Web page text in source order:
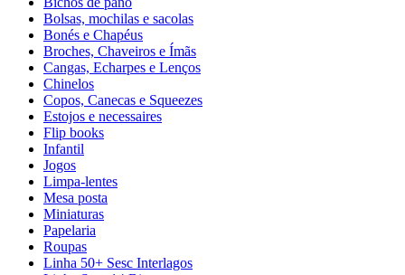
Bolsas, mochilas e sacolas
Bonés e Chapéus
Broches, Chaveiros e Ímãs
Cangas, Echarpes e Lenços
Chinelos
Copos, Canecas e Squeezes
Estojos e necessaires
Flip books
Infantil
Jogos
Limpa-lentes
Mesa posta
Miniaturas
Papelaria
Roupas
Linha 50+ Sesc Interlagos